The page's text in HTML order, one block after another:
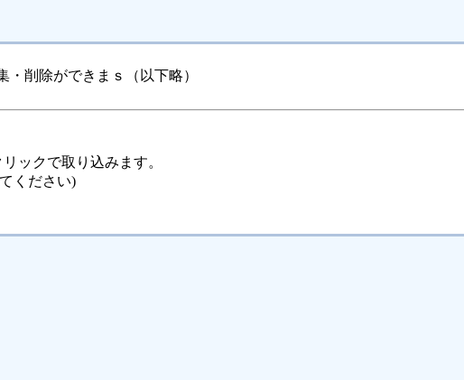
削除ができまｓ（以下略）
ックで取り込みます。
ください)